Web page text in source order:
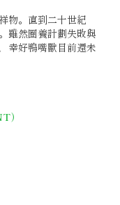
物。直到二十世紀
雖然圈養計劃失敗與
幸好鴨嘴獸目前還未
）